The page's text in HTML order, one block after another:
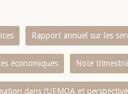
Rapport annuel sur les
économiques Note
dans l‘UEMOA et